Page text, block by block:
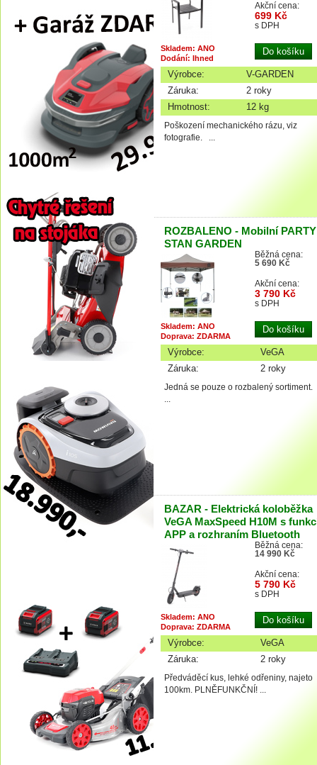
Akční cena:
699 Kč
s DPH
Skladem: ANO
Dodání: Ihned
Výrobce:
V-GARDEN
Záruka:
2 roky
Hmotnost:
12 kg
Poškození mechanického rázu, viz
fotografie. ...
ROZBALENO - Mobilní PARTY
STAN GARDEN
Běžná cena:
5 690 Kč
Akční cena:
3 790 Kč
s DPH
Skladem: ANO
Doprava: ZDARMA
Výrobce:
VeGA
Záruka:
2 roky
Jedná se pouze o rozbalený sortiment.
BAZAR - Elektrická koloběžka
VeGA MaxSpeed H10M s
APP a rozhraním Bluetooth
Běžná cena:
14 990 Kč
Akční cena:
5 790 Kč
s DPH
Skladem: ANO
Doprava: ZDARMA
Výrobce:
VeGA
Záruka:
2 roky
Předváděcí kus, lehké odřeniny, najeto
100km. PLNĚFUNKČNÍ! ...